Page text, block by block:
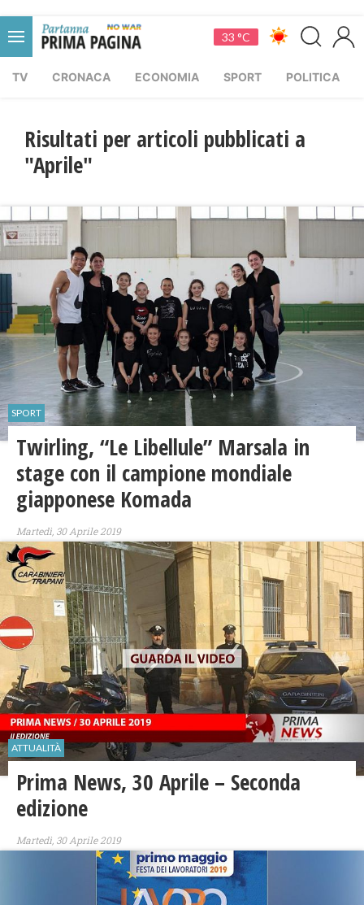
33 °C
TV CRONACA ECONOMIA SPORT POLITICA
Risultati per articoli pubblicati a
"Aprile"
SPORT
Twirling, “Le Libellule” Marsala in
stage con il campione mondiale
giapponese Komada
Martedì, 30 Aprile 2019
ATTUALITÀ
Prima News, 30 Aprile – Seconda
edizione
Martedì, 30 Aprile 2019